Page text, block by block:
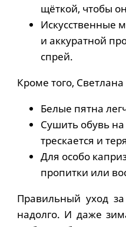
щёткой, чтобы
Искусственные
и аккуратной
спрей.
Кроме того,
Белые пятна
Сушить обувь на
трескается и
Для особо
пропитки или
Правильный уход
надолго. И даже